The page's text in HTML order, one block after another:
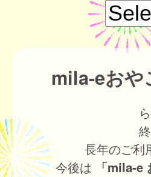
mila-eおや
長年のご利
今後は
「mila-e